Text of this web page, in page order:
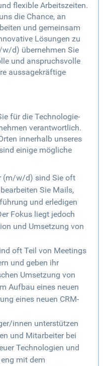
flexible Arbeitszeiten.
die Chance, an
und gemeinsam
Lösungen zu
d) übernehmen Sie
und anspruchsvolle
aussagekräftige
für die Technologie-
verantwortlich.
innerhalb unseres
einige mögliche
(m/w/d) sind Sie oft
Sie Mails,
und erledigen
Fokus liegt jedoch
und Umsetzung von
oft Teil von Meetings
und geben ihr
Umsetzung von
Aufbau eines neuen
eines neuen CRM-
innen unterstützen
und Mitarbeiter bei
Technologien und
mit dem